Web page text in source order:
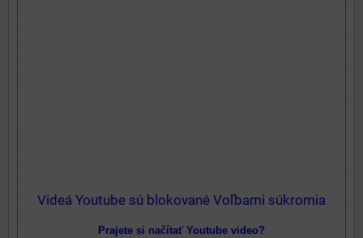
Videá Youtube sú blokované Voľbami súkromia
Prajete si načítať Youtube video?